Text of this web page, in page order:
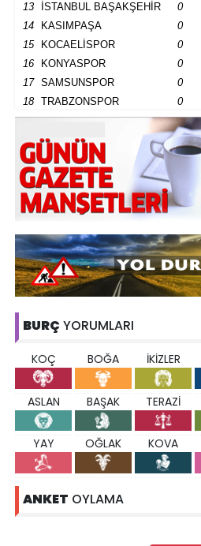
13
İSTANBUL BAŞAKŞEHİR 0
14
KASIMPAŞA 0
15
KOCAELİSPOR 0
16
KONYASPOR 0
17
SAMSUNSPOR 0
18
TRABZONSPOR 0
BURÇ YORUMLARI
KOÇ BOĞA İKİZLER
ASLAN BAŞAK TERAZİ
YAY OĞLAK KOVA
ANKET OYLAMA